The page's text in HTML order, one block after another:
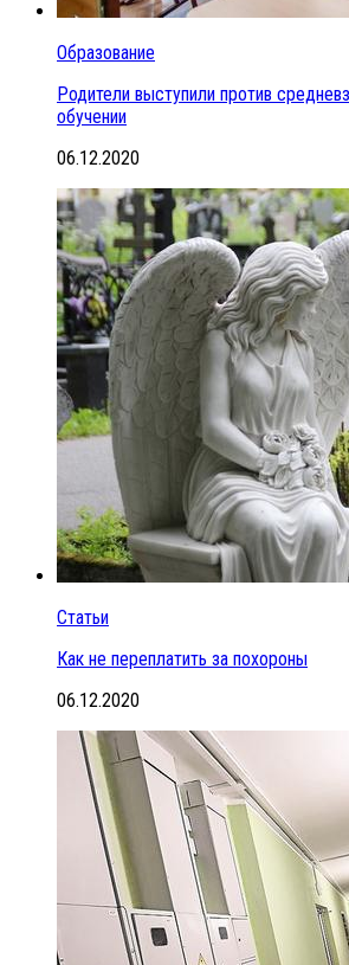
Образование
Родители выступили против
обучении
06.12.2020
Статьи
Как не переплатить за похороны
06.12.2020